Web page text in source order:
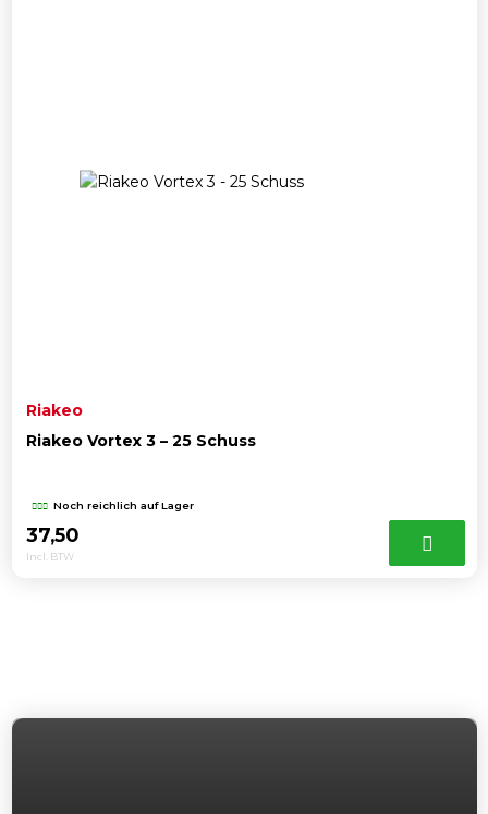
Riakeo
Riakeo Vortex 3 – 25 Schuss
Noch reichlich auf Lager
37,50
Incl. BTW